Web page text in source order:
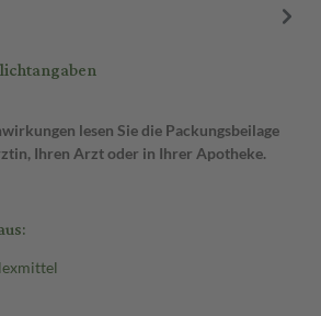
lesen Sie die Packungsbeilage
Ihren Arzt oder in Ihrer Apotheke.